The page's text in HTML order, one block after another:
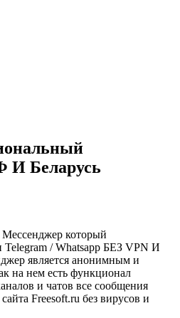
И Беларусь
который
Telegram / Whatsapp БЕЗ VPN И
является анонимным и
на нем есть функционал
и чатов все сообщения
Freesoft.ru без вирусов и